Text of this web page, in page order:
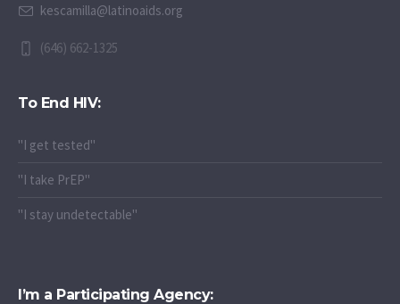
kescamilla@latinoaids.org
(646) 662-1325
To End HIV:
"I get tested"
"I take PrEP"
"I stay undetectable"
I’m a Participating Agency: